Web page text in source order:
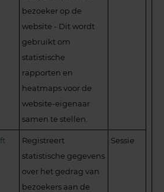
bezoeker op de
website - Dit wordt
gebruikt om
statistische
rapporten en
heatmaps voor de
website-eigenaar
samen te stellen.
Registreert
statistische gegevens
over het gedrag van
bezoekers aan de
Sessie